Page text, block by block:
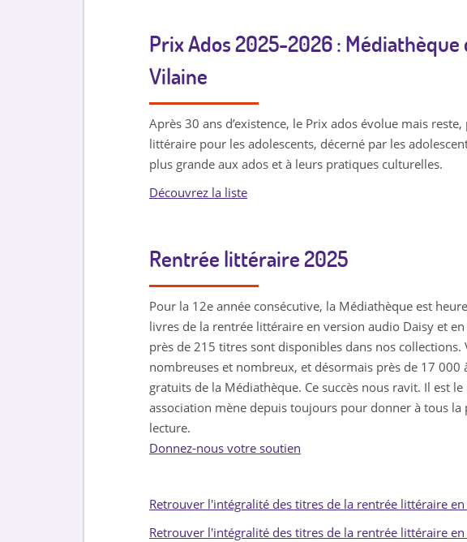
Prix Ados 2025-2026 :
Vilaine
Après 30 ans d’existence, le Prix ados évolue mais
littéraire pour les adolescents, décerné par les
plus grande aux ados et à leurs pratiques culturelles.
Découvrez la liste
Rentrée littéraire 2025
Pour la 12e année consécutive, la Médiathèque est
livres de la rentrée littéraire en version audio Daisy et
près de 215 titres sont disponibles dans nos collections.
nombreuses et nombreux, et désormais près de 17 000
gratuits de la Médiathèque. Ce succès nous ravit. Il est
association mène depuis toujours pour donner à tous la
lecture.
Donnez-nous votre soutien
Retrouver l'intégralité des titres de la rentrée littéraire
Retrouver l'intégralité des titres de la rentrée littéraire